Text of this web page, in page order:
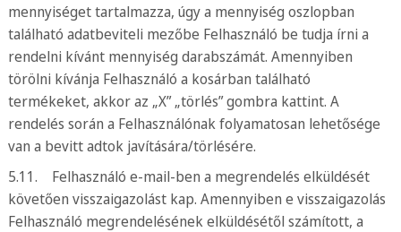
mennyiséget tartalmazza, úgy a mennyiség oszlopban
található adatbeviteli mezőbe Felhasználó be tudja írni a
rendelni kívánt mennyiség darabszámát. Amennyiben
törölni kívánja Felhasználó a kosárban található
termékeket, akkor az „X” „törlés” gombra kattint. A
rendelés során a Felhasználónak folyamatosan lehetősége
van a bevitt adtok javítására/törlésére.
5.11. Felhasználó e-mail-ben a megrendelés elküldését
követően visszaigazolást kap. Amennyiben e visszaigazolás
Felhasználó megrendelésének elküldésétől számított, a